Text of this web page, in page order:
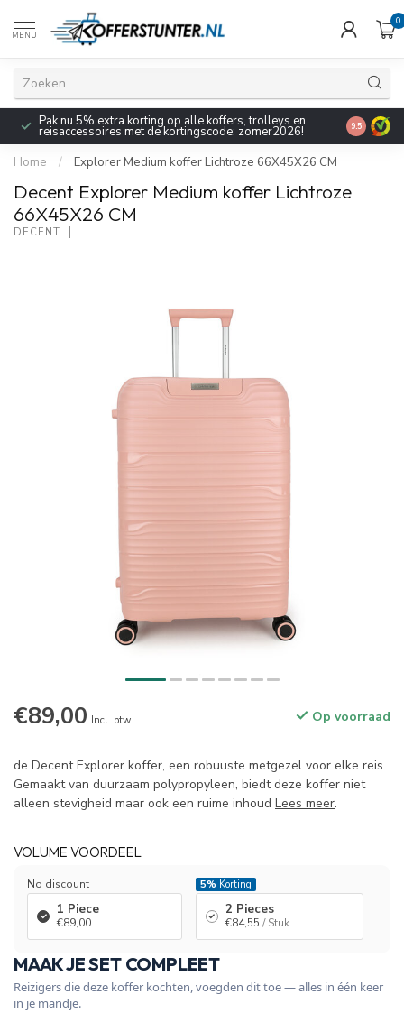
MENU
0
Pak nu 5% extra korting op alle koffers, trolleys en
reisaccessoires met de kortingscode: zomer2026! 9.5
Home / Explorer Medium koffer Lichtroze 66X45X26 CM
Decent Explorer Medium koffer Lichtroze
66X45X26 CM
DECENT
€89,00 Incl. btw Op voorraad
de Decent Explorer koffer, een robuuste metgezel voor elke reis.
Gemaakt van duurzaam polypropyleen, biedt deze koffer niet
alleen stevigheid maar ook een ruime inhoud Lees meer.
VOLUME VOORDEEL
No discount
1 Piece
€89,00
5% Korting
2 Pieces
€84,55 / Stuk
MAAK JE SET COMPLEET
Reizigers die deze koffer kochten, voegden dit toe — alles in één keer
in je mandje.